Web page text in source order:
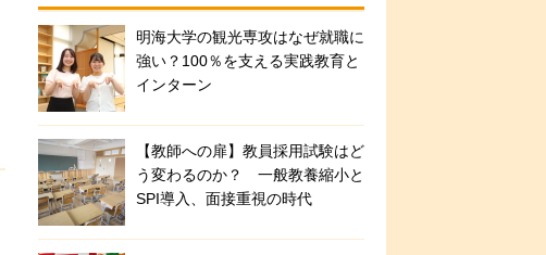
明海大学の観光専攻はなぜ就職に
強い？100％を支える実践教育と
インターン
【教師への扉】教員採用試験はど
う変わるのか？ 一般教養縮小と
SPI導入、面接重視の時代